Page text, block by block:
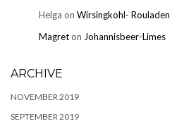
Helga on Wirsingkohl- Rouladen
Magreton Johannisbeer-Limes
ARCHIVE
NOVEMBER 2019
SEPTEMBER 2019